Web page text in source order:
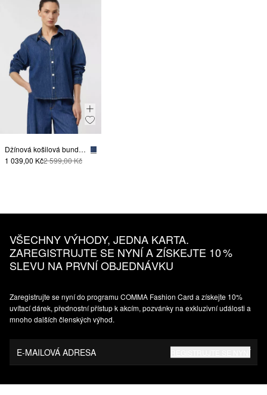
Džínová košilová bunda se střihem Loose Fit
1 039,00 Kč2 599,00 Kč
VŠECHNY VÝHODY, JEDNA KARTA.
ZAREGISTRUJTE SE NYNÍ A ZÍSKEJTE 10 %
SLEVU NA PRVNÍ OBJEDNÁVKU
Zaregistrujte se nyní do programu COMMA Fashion Card a získejte 10%
uvítací dárek, přednostní přístup k akcím, pozvánky na exkluzivní události a
mnoho dalších členských výhod.
E-MAILOVÁ ADRESA